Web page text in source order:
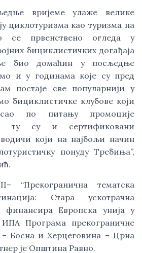
вријеме улаже велике
циклотуризма као туризма на
се првенствено огледа у
бициклистичких догађаја
био домаћин у посљедње
и у годинама које су пред
постаје све популарнији у
бициклистичке клубове који
по питању промоције
а ту су и сертификовани
који на најбољи начин
понуду Требиња”,
“Прекогранична тематска
Стара ускотрачна
Европска унија у
Програма прекограничне
– Босна и Херцеговина – Црна
је Општина Равно.